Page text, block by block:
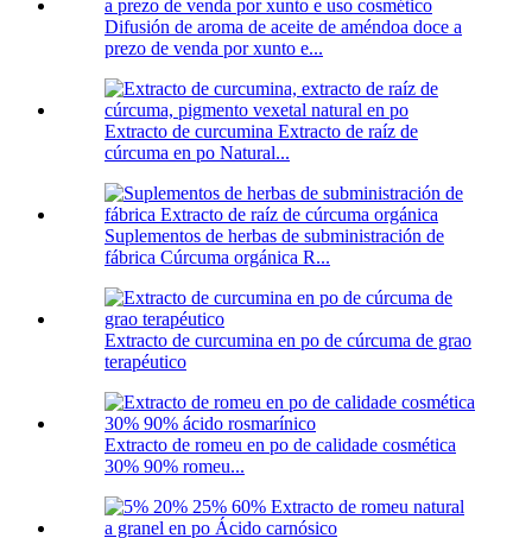
Difusión de aroma de aceite de améndoa doce a
prezo de venda por xunto e...
Extracto de curcumina Extracto de raíz de
cúrcuma en po Natural...
Suplementos de herbas de subministración de
fábrica Cúrcuma orgánica R...
Extracto de curcumina en po de cúrcuma de grao
terapéutico
Extracto de romeu en po de calidade cosmética
30% 90% romeu...